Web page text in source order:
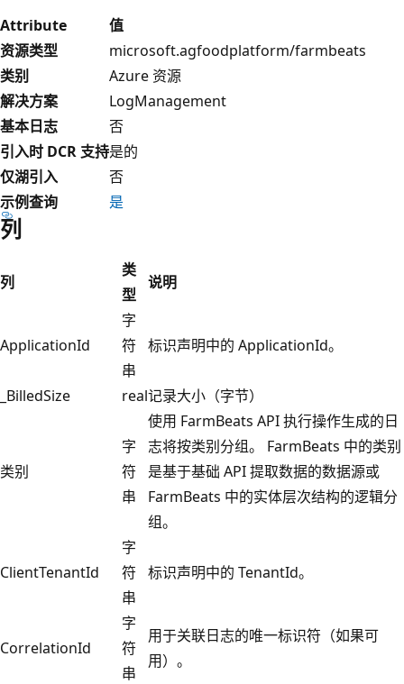
Attribute
值
资源类型
microsoft.agfoodplatform/farmbeats
类别
Azure 资源
解决方案
LogManagement
基本日志
否
引入时 DCR 支持是的
仅湖引入
否
示例查询
是
列
列
类
型
说明
ApplicationId
字
符
串
标识声明中的 ApplicationId。
_BilledSize real记录大小（字节）
类别
字
符
串
使用 FarmBeats API 执行操作生成的日
志将按类别分组。 FarmBeats 中的类别
是基于基础 API 提取数据的数据源或
FarmBeats 中的实体层次结构的逻辑分
组。
ClientTenantId
字
符
串
标识声明中的 TenantId。
CorrelationId
字
符
串
用于关联日志的唯一标识符（如果可
用）。